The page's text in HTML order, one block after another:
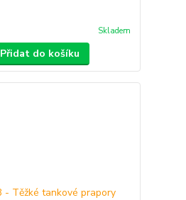
Skladem
Přidat do košíku